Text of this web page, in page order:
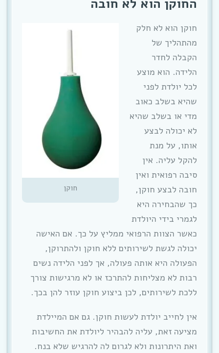
החוקן הוא לא חובה
חוקן
חוקן הוא לא חלק
מהתהליך של
הקבלה לחדר
הלידה. הוא מוצע
לכל יולדת לפני
שהיא בשלב כאוב
מדי או בשלב שהיא
לא יכולה לבצע
אותו, על מנת
להקל עליה. אין
סיבה רפואית ואין
חובה לבצע חוקן,
כך שהבחירה היא
לגמרי בידי היולדת
כאשר הצוות הרפואי ממליץ על כך. אם האישה
יכולה לגשת לשירותים ללא חוקן ולהתרוקן,
הפעולה היא אותה פעולה, אך לפני הלידה נשים
רבות לא מצליחות להתרכז או לא מרגישות צורך
ללכת לשירותים, לכן ביצוע חוקן עוזר להן בכך.
אין לחייב יולדת לעשות חוקן. גם אם המיילדת
מציעה זאת, עליה להבהיר ליולדת את החשיבות
ואת היתרונות ולא לגרום לה להרגיש שלא בנח.